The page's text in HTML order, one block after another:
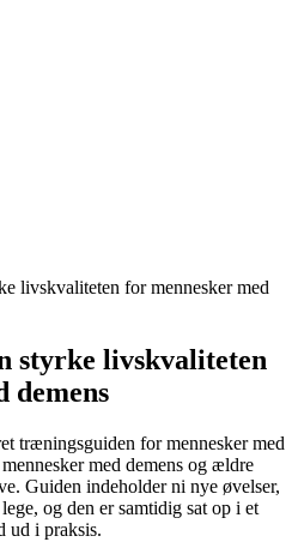
livskvaliteten for mennesker med
styrke livskvaliteten
demens
træningsguiden for mennesker med
med demens og ældre
Guiden indeholder ni nye øvelser,
og den er samtidig sat op i et
ud i praksis.